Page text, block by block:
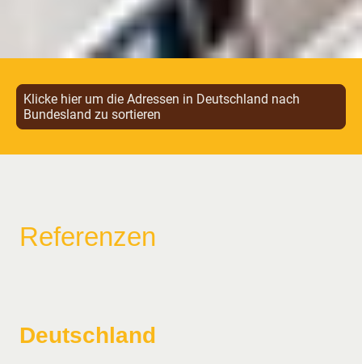
Klicke hier um die Adressen in Deutschland nach
Bundesland zu sortieren
Referenzen
Deutschland